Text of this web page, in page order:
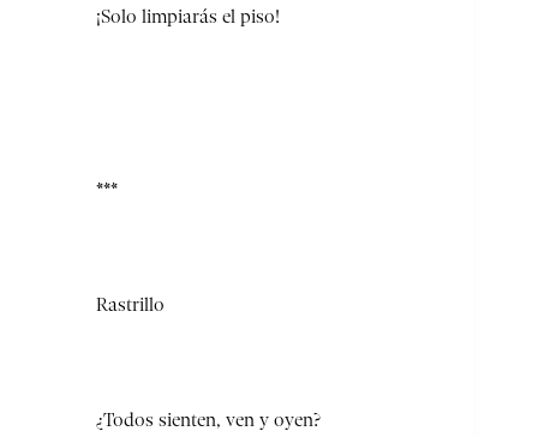
¡Solo limpiarás el piso!
***
Rastrillo
¿Todos sienten, ven y oyen?